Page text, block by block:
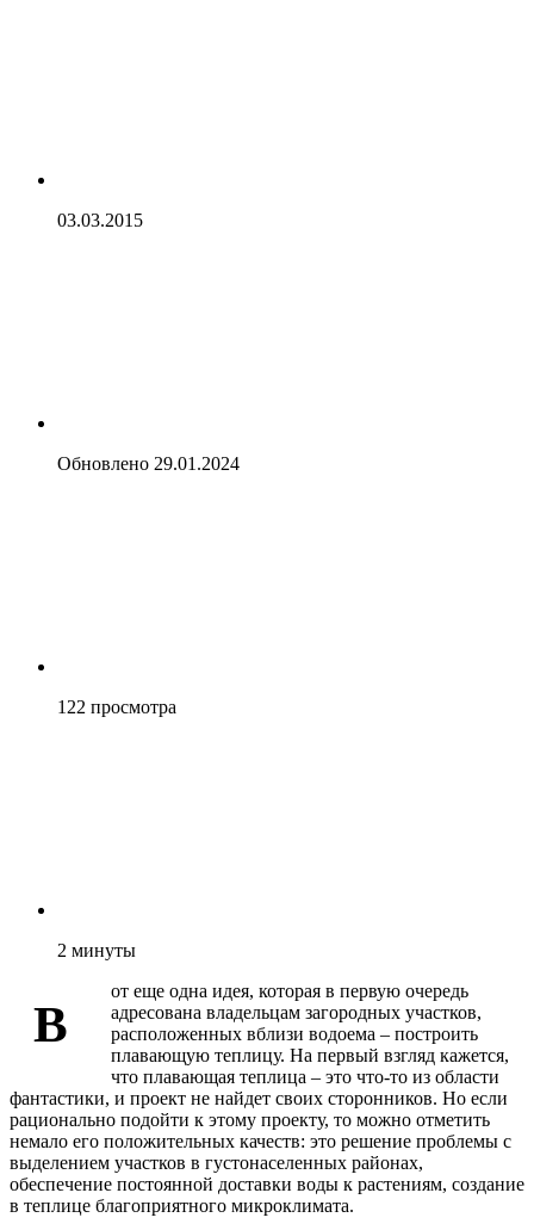
03.03.2015
Обновлено 29.01.2024
122 просмотра
2 минуты
В
от еще одна идея, которая в первую очередь
адресована владельцам загородных участков,
расположенных вблизи водоема – построить
плавающую теплицу. На первый взгляд кажется,
что плавающая теплица – это что-то из области
фантастики, и проект не найдет своих сторонников. Но если
рационально подойти к этому проекту, то можно отметить
немало его положительных качеств: это решение проблемы с
выделением участков в густонаселенных районах,
обеспечение постоянной доставки воды к растениям, создание
в теплице благоприятного микроклимата.